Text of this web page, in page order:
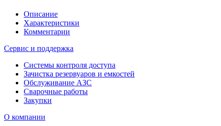
Описание
Характеристики
Комментарии
Сервис и поддержка
Системы контроля доступа
Зачистка резервуаров и емкостей
Обслуживание АЗС
Сварочные работы
Закупки
О компании